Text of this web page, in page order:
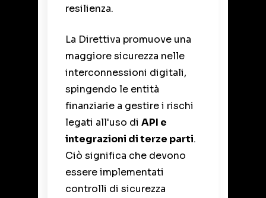
resilienza.
La Direttiva promuove una
maggiore sicurezza nelle
interconnessioni digitali,
spingendo le entità
finanziarie a gestire i rischi
legati all'uso di API e
integrazioni di terze parti.
Ciò significa che devono
essere implementati
controlli di sicurezza